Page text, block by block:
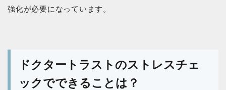
強化が必要になっています。
ドクタートラストのストレスチェ
ックでできることは？